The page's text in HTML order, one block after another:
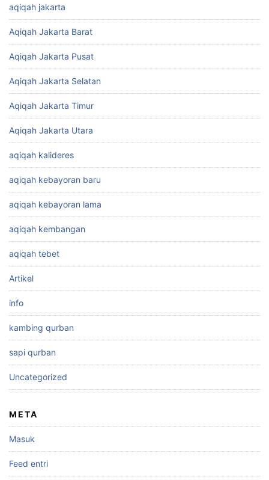
aqiqah jakarta
Aqiqah Jakarta Barat
Aqiqah Jakarta Pusat
Aqiqah Jakarta Selatan
Aqiqah Jakarta Timur
Aqiqah Jakarta Utara
aqiqah kalideres
aqiqah kebayoran baru
aqiqah kebayoran lama
aqiqah kembangan
aqiqah tebet
Artikel
info
kambing qurban
sapi qurban
Uncategorized
META
Masuk
Feed entri